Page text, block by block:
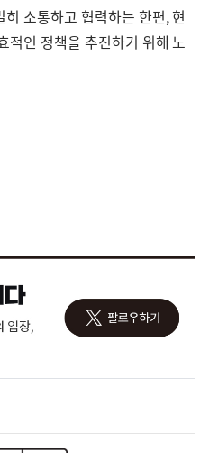
소통하고 협력하는 한편, 현
적인 정책을 추진하기 위해 노